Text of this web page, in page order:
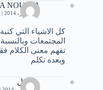
NOUSSA
21 فبراير، 2014 | 4:38 م
كل الاشياء التي
المجتمعات
تفهم معنى الكلام
وبعده تكلم
مجهول